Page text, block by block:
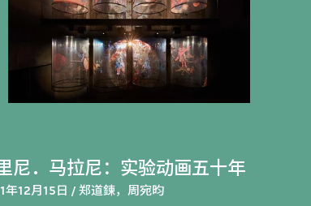
尼．马拉尼：实验动画五十年
年12月15日 / 郑道鍊，周宛昀